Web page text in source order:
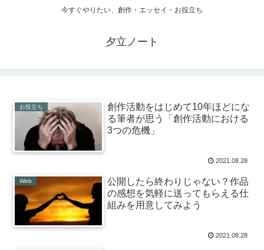
今すぐやりたい、創作・エッセイ・お役立ち
夕立ノート
お役立ち
創作活動をはじめて10年ほどにな
る筆者が思う「創作活動における
3つの危機」
2021.08.28
Web
公開したら終わりじゃない？作品
の感想を気軽に送ってもらえる仕
組みを用意してみよう
2021.08.28